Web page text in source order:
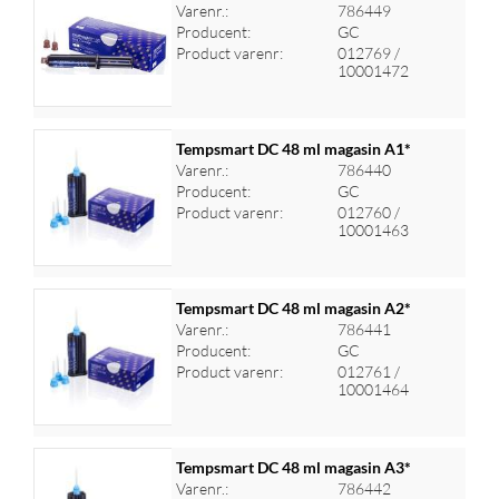
Log ind for at se priser
Varenr.:
786449
Producent:
GC
Product varenr:
012769 /
10001472
Log ind for at se priser
Tempsmart DC 48 ml magasin A1*
Varenr.:
786440
Producent:
GC
Product varenr:
012760 /
10001463
Log ind for at se priser
Tempsmart DC 48 ml magasin A2*
Varenr.:
786441
Producent:
GC
Product varenr:
012761 /
10001464
Tempsmart DC 48 ml magasin A3*
Varenr.:
786442